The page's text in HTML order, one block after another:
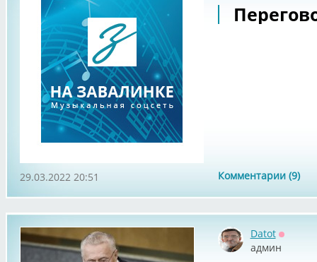
Комментарии (9)
29.03.2022 20:51
Datot
админ